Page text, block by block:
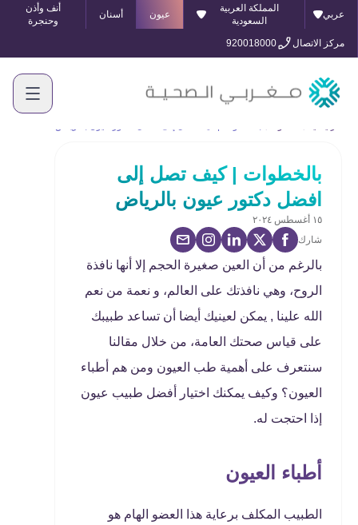
عربي
المملكة العربية
السعودية
عيون أسنان
أنف وأذن
وحنجرة
مركز الاتصال
920018000
بالخطوات | كيف تصل إلى
افضل دكتور عيون بالرياض
١٥ أغسطس ٢٠٢٤
شارك
بالرغم من أن العين صغيرة الحجم إلا أنها نافذة
الروح، وهي نافذتك على العالم، و نعمة من نعم
الله علينا , يمكن لعينيك أيضا أن تساعد طبيبك
على قياس صحتك العامة، من خلال مقالنا
سنتعرف على أهمية طب العيون ومن هم أطباء
العيون؟ وكيف يمكنك اختيار أفضل طبيب عيون
إذا احتجت له.
أطباء العيون
الطبيب المكلف برعاية هذا العضو الهام هو